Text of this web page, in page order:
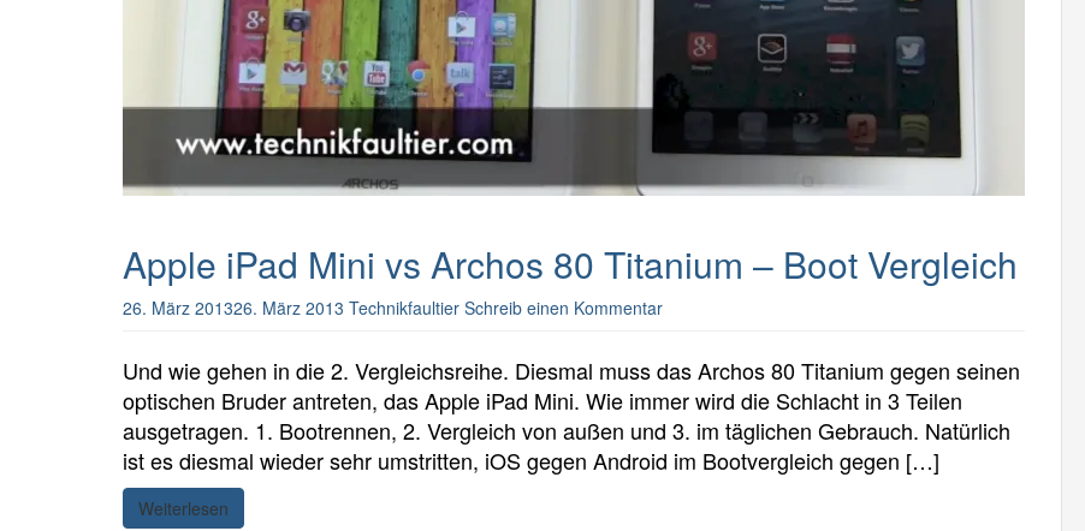
Apple iPad Mini vs Archos 80 Titanium – Boot Vergleich
26. März 201326. März 2013 Technikfaultier Schreib einen Kommentar
Und wie gehen in die 2. Vergleichsreihe. Diesmal muss das Archos 80 Titanium gegen seinen
optischen Bruder antreten, das Apple iPad Mini. Wie immer wird die Schlacht in 3 Teilen
ausgetragen. 1. Bootrennen, 2. Vergleich von außen und 3. im täglichen Gebrauch. Natürlich
ist es diesmal wieder sehr umstritten, iOS gegen Android im Bootvergleich gegen […]
Weiterlesen